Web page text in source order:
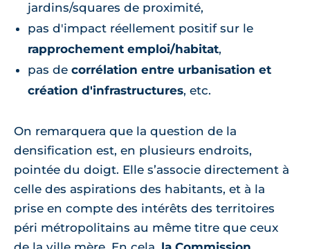
jardins/squares de proximité,
pas d'impact réellement positif sur le
rapprochement emploi/habitat,
pas de corrélation entre urbanisation et
création d'infrastructures, etc.
On remarquera que la question de la
densification est, en plusieurs endroits,
pointée du doigt. Elle s’associe directement à
celle des aspirations des habitants, et à la
prise en compte des intérêts des territoires
péri métropolitains au même titre que ceux